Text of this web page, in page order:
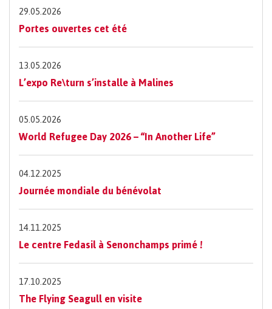
29.05.2026
Portes ouvertes cet été
13.05.2026
L’expo Re\turn s’installe à Malines
05.05.2026
World Refugee Day 2026 – “In Another Life”
04.12.2025
Journée mondiale du bénévolat
14.11.2025
Le centre Fedasil à Senonchamps primé !
17.10.2025
The Flying Seagull en visite